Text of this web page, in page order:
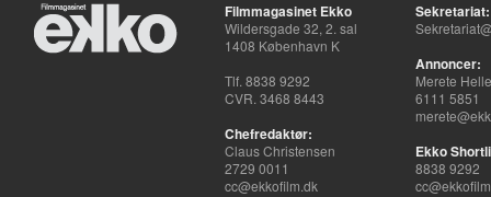
Filmmagasinet Ekko
Wildersgade 32, 2. sal
1408 København K
Tlf. 8838 9292
CVR. 3468 8443
Chefredaktør:
Claus Christensen
2729 0011
cc@ekkofilm.dk
Sekretariat:
Annoncer:
Merete
6111 5851
Ekko
8838 9292